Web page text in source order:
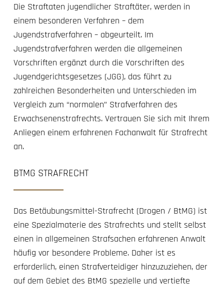
Die Straftaten jugendlicher Straftäter, werden in
einem besonderen Verfahren – dem
Jugendstrafverfahren – abgeurteilt. Im
Jugendstrafverfahren werden die allgemeinen
Vorschriften ergänzt durch die Vorschriften des
Jugendgerichtsgesetzes (JGG), das führt zu
zahlreichen Besonderheiten und Unterschieden im
Vergleich zum “normalen” Strafverfahren des
Erwachsenenstrafrechts. Vertrauen Sie sich mit Ihrem
Anliegen einem erfahrenen Fachanwalt für Strafrecht
an.
BTMG STRAFRECHT
Das Betäubungsmittel-Strafrecht (Drogen / BtMG) ist
eine Spezialmaterie des Strafrechts und stellt selbst
einen in allgemeinen Strafsachen erfahrenen Anwalt
häufig vor besondere Probleme. Daher ist es
erforderlich, einen Strafverteidiger hinzuzuziehen, der
auf dem Gebiet des BtMG spezielle und vertiefte